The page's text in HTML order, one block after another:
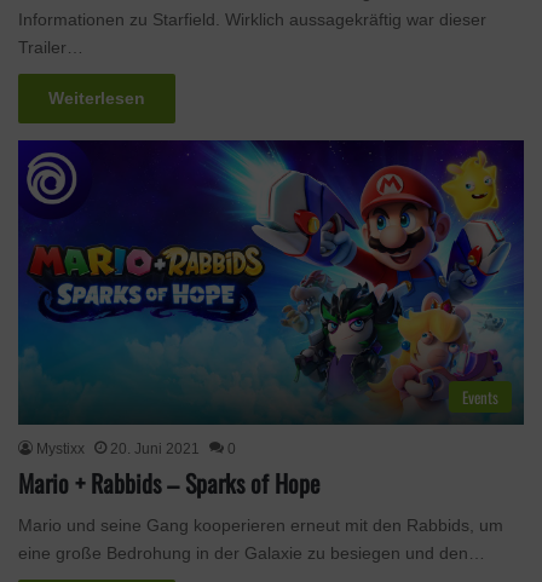
Informationen zu Starfield. Wirklich aussagekräftig war dieser
Trailer…
Weiterlesen
Events
Mystixx 20. Juni 2021 0
Mario + Rabbids – Sparks of Hope
Mario und seine Gang kooperieren erneut mit den Rabbids, um
eine große Bedrohung in der Galaxie zu besiegen und den…